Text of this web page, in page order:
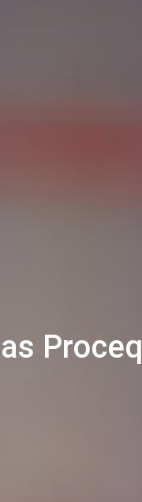
Proceq